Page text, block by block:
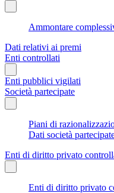
Ammontare
Dati relativi ai premi
Enti controllati
Enti pubblici vigilati
Società partecipate
Piani di
Dati società
Enti di diritto privato
Enti di diritto privato